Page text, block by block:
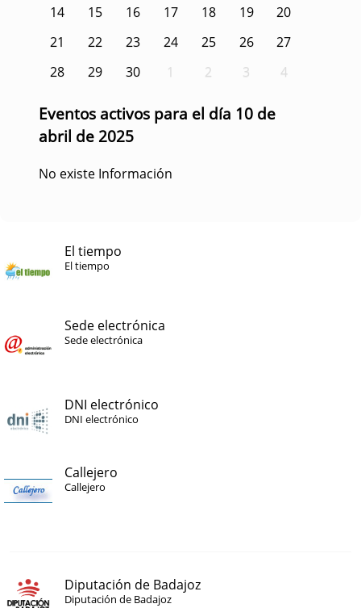
14
15 16 17 18 19
20
21
22 23 24 25 26
27
28
29 30 1 2 3 4
Eventos activos para el día 10 de
abril de 2025
No existe Información
El tiempo
El tiempo
Sede electrónica
Sede electrónica
DNI electrónico
DNI electrónico
Callejero
Callejero
Diputación de Badajoz
Diputación de Badajoz